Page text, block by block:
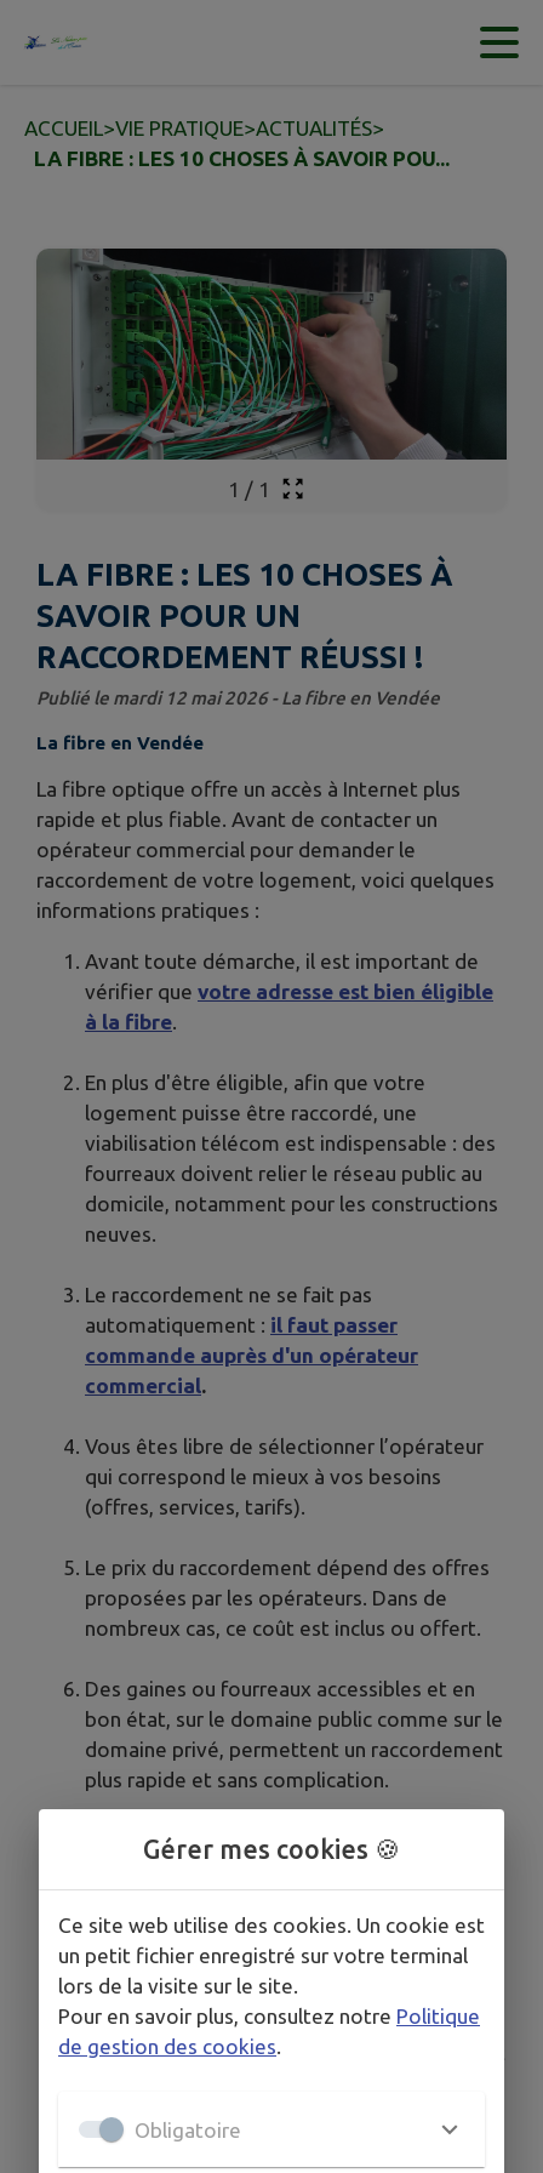
Contenu
ACCUEIL>VIE PRATIQUE>ACTUALITÉS>
LA FIBRE : LES 10 CHOSES À SAVOIR POU...
1 / 1
LA FIBRE : LES 10 CHOSES À
SAVOIR POUR UN
RACCORDEMENT RÉUSSI !
Publié le mardi 12 mai 2026 - La fibre en Vendée
La fibre en Vendée
La fibre optique offre un accès à Internet plus
rapide et plus fiable. Avant de contacter un
opérateur commercial pour demander le
raccordement de votre logement, voici quelques
informations pratiques :
Avant toute démarche, il est important de
vérifier que votre adresse est bien éligible
à la fibre.
En plus d'être éligible, afin que votre
logement puisse être raccordé, une
viabilisation télécom est indispensable : des
fourreaux doivent relier le réseau public au
domicile, notamment pour les constructions
neuves.
Le raccordement ne se fait pas
automatiquement : il faut passer
commande auprès d'un opérateur
commercial.
Vous êtes libre de sélectionner l’opérateur
qui correspond le mieux à vos besoins
(offres, services, tarifs).
Le prix du raccordement dépend des offres
proposées par les opérateurs. Dans de
nombreux cas, ce coût est inclus ou offert.
Des gaines ou fourreaux accessibles et en
bon état, sur le domaine public comme sur le
domaine privé, permettent un raccordement
plus rapide et sans complication.
Votre opérateur est votre seul interlocuteur,
L’opérateur et Vendée Numérique échangent
via une interface dédiée pour gérer les
éventuels travaux ou incidents sur la voie
publique pouvant empêcher le raccordement
Lors du rendez-vous pour votre
Gérer mes cookies 🍪
Ce site web utilise des cookies. Un cookie est
un petit fichier enregistré sur votre terminal
lors de la visite sur le site.
Pour en savoir plus, consultez notre Politique
de gestion des cookies.
Obligatoire